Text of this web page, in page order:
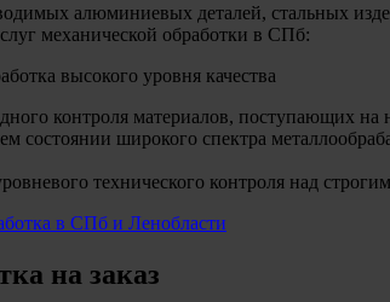
алюминиевых деталей, стальных
механической обработки в СПб:
контроля материалов, поступающих на
состоянии широкого спектра
технического контроля над
на заказ